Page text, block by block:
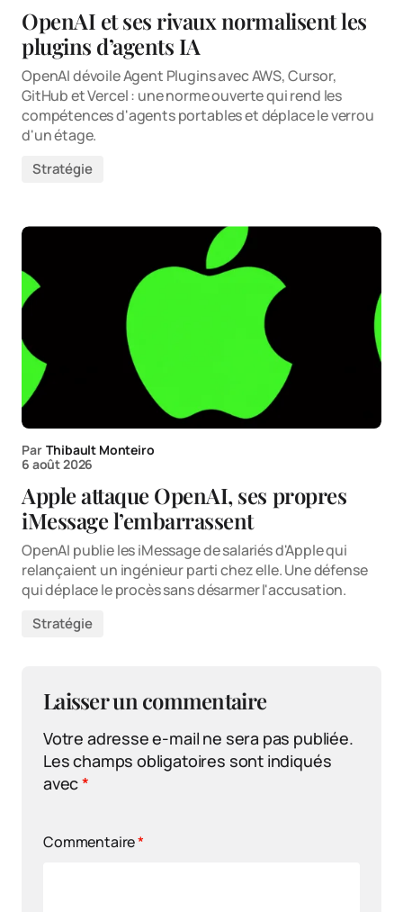
OpenAI et ses rivaux normalisent les
plugins d’agents IA
OpenAI dévoile Agent Plugins avec AWS, Cursor,
GitHub et Vercel : une norme ouverte qui rend les
compétences d'agents portables et déplace le verrou
d'un étage.
Stratégie
Par Thibault Monteiro
6 août 2026
Apple attaque OpenAI, ses propres
iMessage l’embarrassent
OpenAI publie les iMessage de salariés d'Apple qui
relançaient un ingénieur parti chez elle. Une défense
qui déplace le procès sans désarmer l'accusation.
Stratégie
Laisser un commentaire
Votre adresse e-mail ne sera pas publiée.
Les champs obligatoires sont indiqués
avec*
Commentaire*